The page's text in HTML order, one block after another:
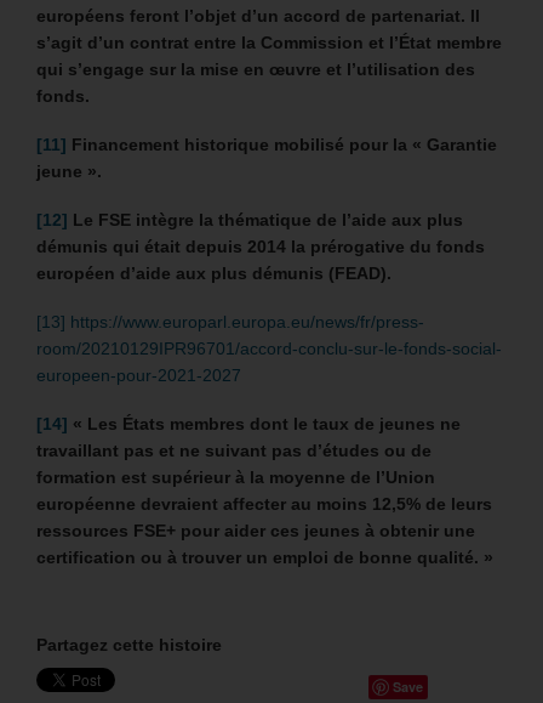
européens feront l’objet d’un accord de partenariat. Il
s’agit d’un contrat entre la Commission et l’État membre
qui s’engage sur la mise en œuvre et l’utilisation des
fonds.
[11] Financement historique mobilisé pour la « Garantie
jeune ».
[12] Le FSE intègre la thématique de l’aide aux plus
démunis qui était depuis 2014 la prérogative du fonds
européen d’aide aux plus démunis (FEAD).
[13] https://www.europarl.europa.eu/news/fr/press-
room/20210129IPR96701/accord-conclu-sur-le-fonds-social-
europeen-pour-2021-2027
[14] « Les États membres dont le taux de jeunes ne
travaillant pas et ne suivant pas d’études ou de
formation est supérieur à la moyenne de l’Union
européenne devraient affecter au moins 12,5% de leurs
ressources FSE+ pour aider ces jeunes à obtenir une
certification ou à trouver un emploi de bonne qualité. »
Partagez cette histoire
Save